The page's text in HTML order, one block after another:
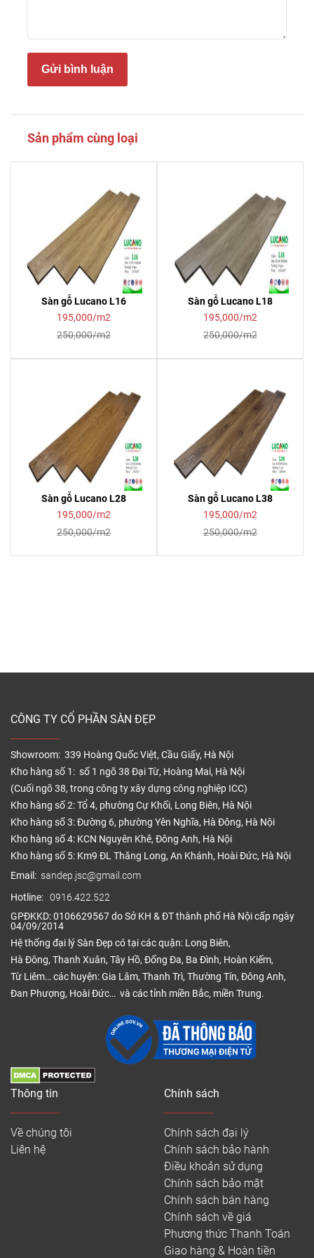
Gửi bình luận
Sản phẩm cùng loại
Sàn gỗ Lucano L16
195,000/m2
250,000/m2
Sàn gỗ Lucano L18
195,000/m2
250,000/m2
Sàn gỗ Lucano L28
195,000/m2
250,000/m2
Sàn gỗ Lucano L38
195,000/m2
250,000/m2
CÔNG TY CỔ PHẦN SÀN ĐẸP
Showroom: 339 Hoàng Quốc Việt, Cầu Giấy, Hà Nội
Kho hàng số 1: số 1 ngõ 38 Đại Từ, Hoàng Mai, Hà Nội
(Cuối ngõ 38, trong công ty xây dựng công nghiệp ICC)
Kho hàng số 2: Tổ 4, phường Cự Khối, Long Biên, Hà Nội
Kho hàng số 3: Đường 6, phường Yên Nghĩa, Hà Đông, Hà Nội
Kho hàng số 4: KCN Nguyên Khê, Đông Anh, Hà Nội
Kho hàng số 5: Km9 ĐL Thăng Long, An Khánh, Hoài Đức, Hà Nội
Email: sandep.jsc@gmail.com
Hotline: 0916.422.522
GPĐKKD: 0106629567 do Sở KH & ĐT thành phố Hà Nội cấp ngày
04/09/2014
Hệ thống đại lý Sàn Đẹp có tại các quận: Long Biên,
Hà Đông, Thanh Xuân, Tây Hồ, Đống Đa, Ba Đình, Hoàn Kiếm,
Từ Liêm… các huyện: Gia Lâm, Thanh Trì, Thường Tín, Đông Anh,
Đan Phượng, Hoài Đức… và các tỉnh miền Bắc, miền Trung.
Thông tin
Về chúng tôi
Liên hệ
Chính sách
Chính sách đại lý
Chính sách bảo hành
Điều khoản sử dụng
Chính sách bảo mật
Chính sách bán hàng
Chính sách về giá
Phương thức Thanh Toán
Giao hàng & Hoàn tiền